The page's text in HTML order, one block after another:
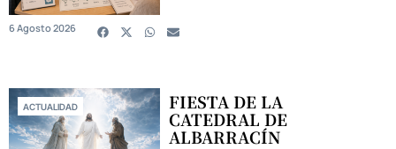
6 Agosto 2026
ACTUALIDAD FIESTA DE LA
CATEDRAL DE
ALBARRACÍN